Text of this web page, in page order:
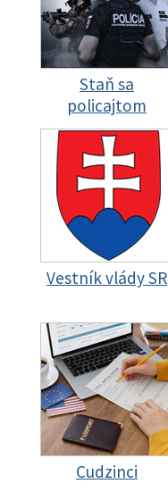
Staň sa
policajtom
Vestník vlády SR
Cudzinci